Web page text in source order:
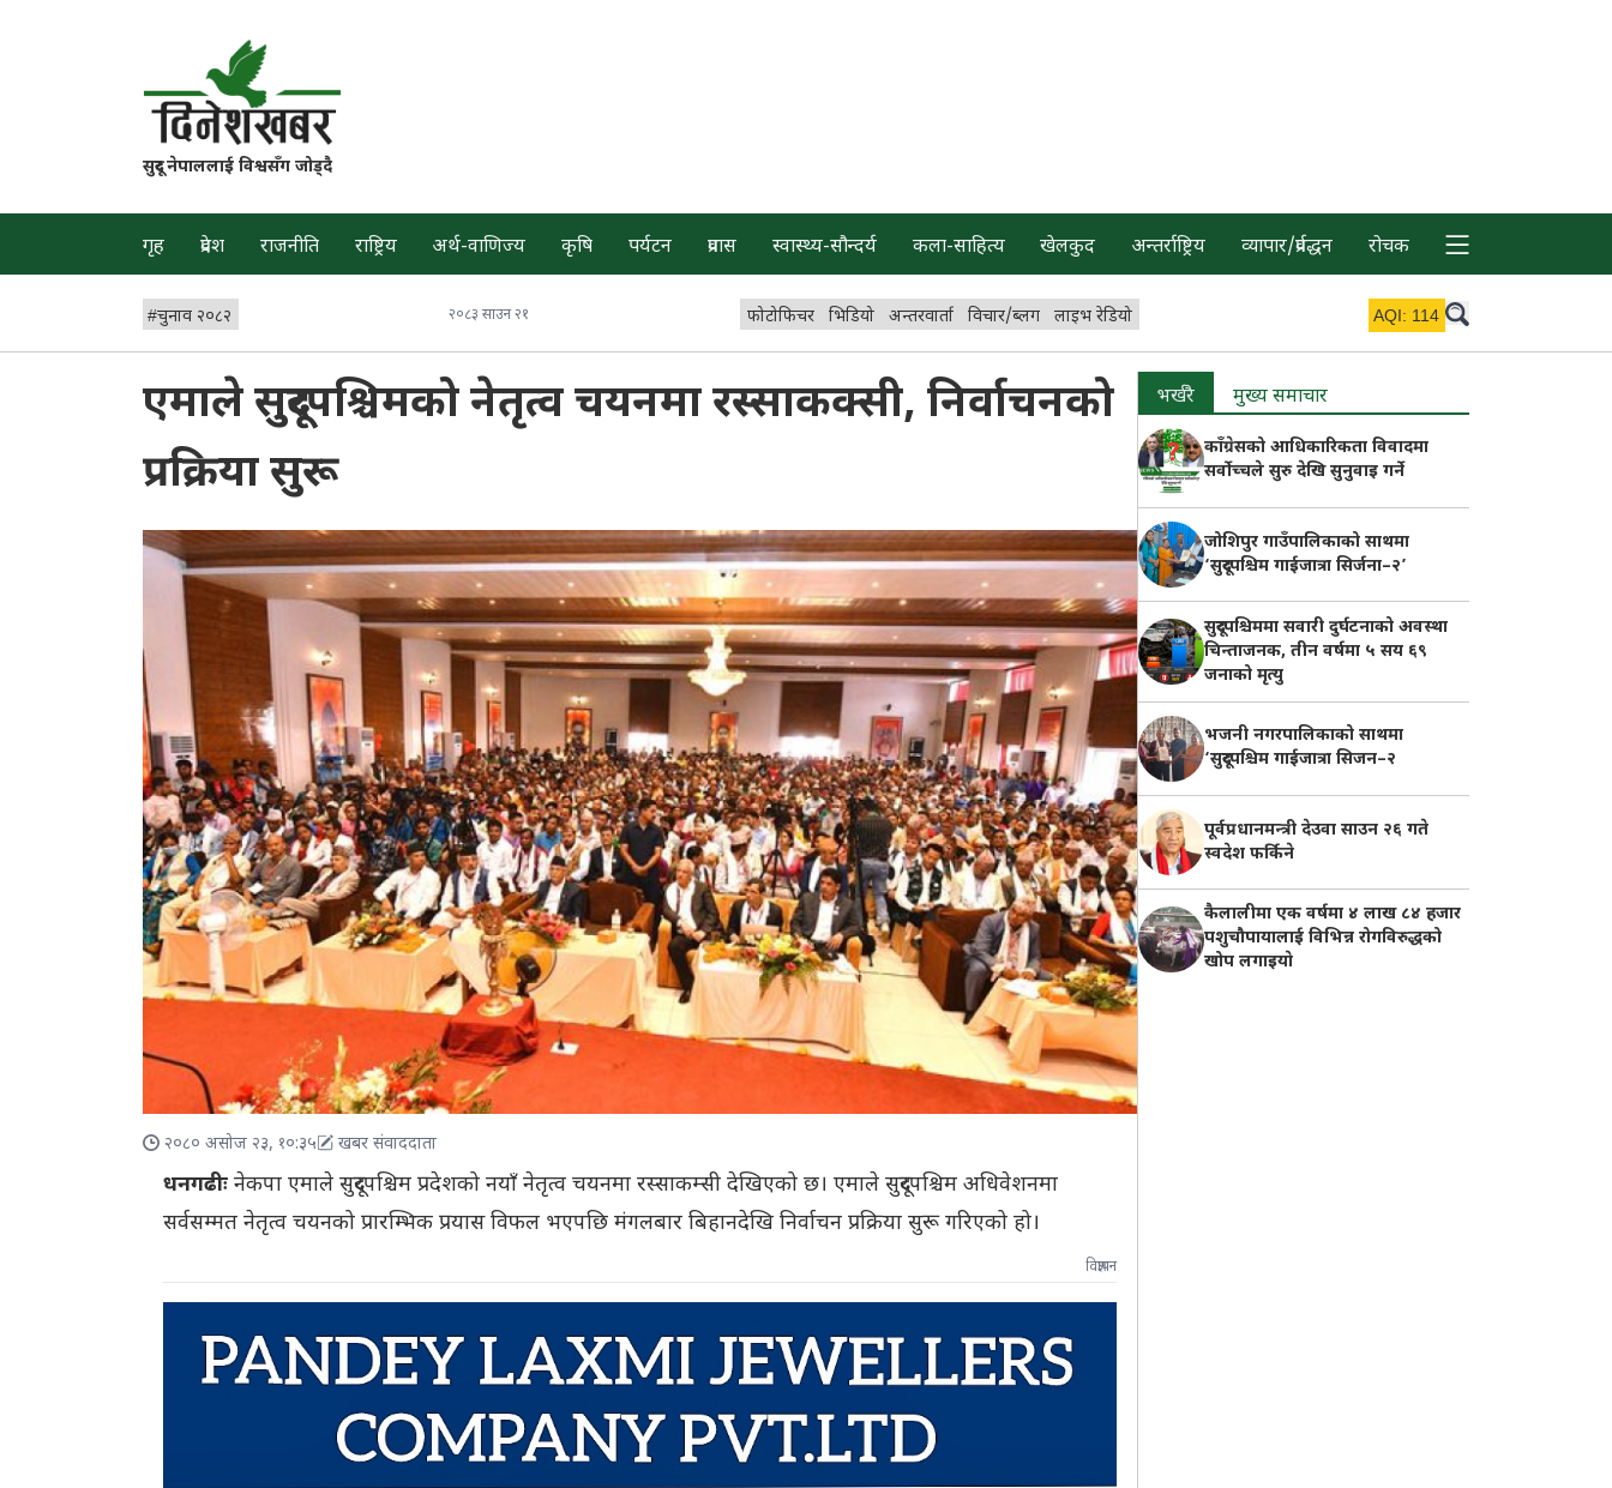
सुदूर नेपाललाई विश्वसँग जोड्दै
गृह प्रदेश राजनीति राष्ट्रिय अर्थ-वाणिज्य कृषि पर्यटन प्रवास स्वास्थ्य-सौन्दर्य कला-साहित्य खेलकुद अन्तर्राष्ट्रिय व्यापार/प्रर्वद्धन रोचक
#चुनाव २०८२ २०८३ साउन २१ फोटोफिचर भिडियो अन्तरवार्ता विचार/ब्लग लाइभ रेडियो AQI: 114
एमाले सुदूरपश्चिमको नेतृत्व चयनमा रस्साकक्सी, निर्वाचनको
प्रक्रिया सुरू
२०८० असोज २३, १०:३५ खबर संवाददाता
धनगढीःनेकपा एमाले सुदूरपश्चिम प्रदेशको नयाँ नेतृत्व चयनमा रस्साकम्सी देखिएको छ। एमाले सुदूरपश्चिम अधिवेशनमा
सर्वसम्मत नेतृत्व चयनको प्रारम्भिक प्रयास विफल भएपछि मंगलबार बिहानदेखि निर्वाचन प्रक्रिया सुरू गरिएको हो।
विज्ञापन
भर्खरै मुख्य समाचार
काँग्रेसको आधिकारिकता विवादमा
सर्वोच्चले सुरु देखि सुनुवाइ गर्ने
जोशिपुर गाउँपालिकाको साथमा
‘सुदूरपश्चिम गाईजात्रा सिर्जना–२’
सुदूरपश्चिममा सवारी दुर्घटनाको अवस्था
चिन्ताजनक, तीन वर्षमा ५ सय ६९
जनाको मृत्यु
भजनी नगरपालिकाको साथमा
‘सुदूरपश्चिम गाईजात्रा सिजन–२
पूर्वप्रधानमन्त्री देउवा साउन २६ गते
स्वदेश फर्किने
कैलालीमा एक वर्षमा ४ लाख ८४ हजार
पशुचौपायालाई विभिन्न रोगविरुद्धको
खोप लगाइयाे